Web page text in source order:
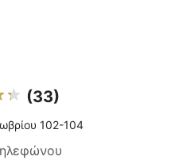
(33)
102-104